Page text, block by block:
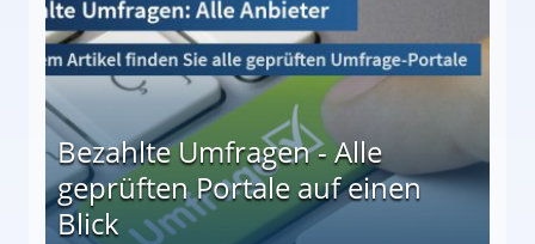
Bezahlte Umfragen - Alle
geprüften Portale auf einen
Blick